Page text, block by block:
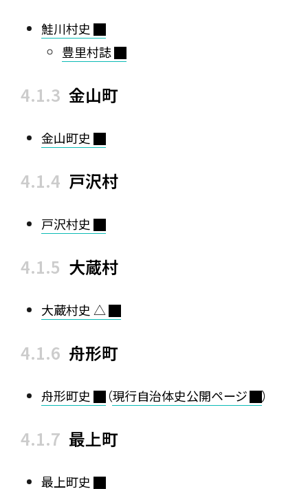
鮭川村史
豊里村誌
金山町
金山町史
戸沢村
戸沢村史
大蔵村
大蔵村史 △
舟形町
舟形町史 （現行自治体史公開ページ ）
最上町
最上町史